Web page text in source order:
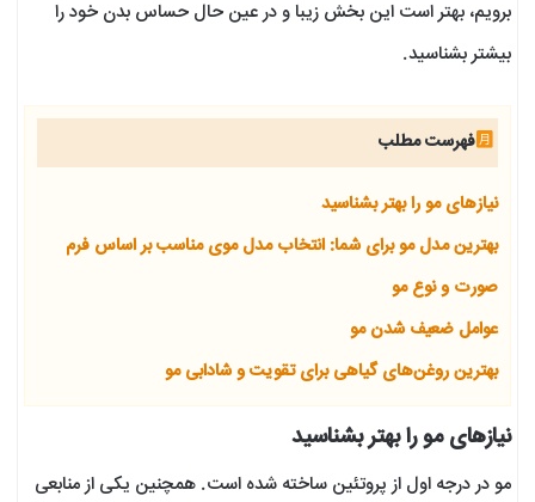
برویم، بهتر است این بخش زیبا و در عین حال حساس بدن خود را
بیشتر بشناسید.
فهرست مطلب
نیازهای مو را بهتر بشناسید
بهترین مدل مو برای شما: انتخاب مدل موی مناسب بر اساس فرم
صورت و نوع مو
عوامل ضعیف شدن مو
بهترین روغن‌های گیاهی برای تقویت و شادابی مو
نیازهای مو را بهتر بشناسید
مو در درجه اول از پروتئین ساخته شده است. همچنین یکی از منابعی